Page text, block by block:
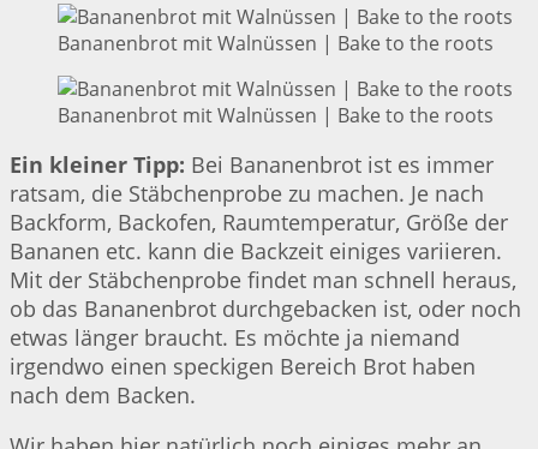
Bananenbrot mit Walnüssen | Bake to the roots
Bananenbrot mit Walnüssen | Bake to the roots
Ein kleiner Tipp: Bei Bananenbrot ist es immer
ratsam, die Stäbchenprobe zu machen. Je nach
Backform, Backofen, Raumtemperatur, Größe der
Bananen etc. kann die Backzeit einiges variieren.
Mit der Stäbchenprobe findet man schnell heraus,
ob das Bananenbrot durchgebacken ist, oder noch
etwas länger braucht. Es möchte ja niemand
irgendwo einen speckigen Bereich Brot haben
nach dem Backen.